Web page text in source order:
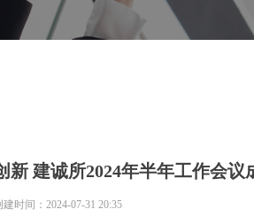
新 建诚所2024年半年工作会议
建时间： 2024-07-31 20:35